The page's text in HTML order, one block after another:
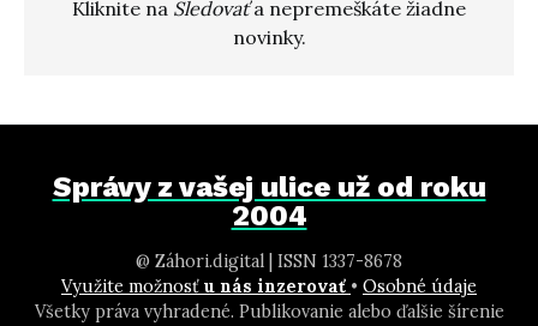
Kliknite na Sledovaťa nepremeškáte žiadne
novinky.
Správy z vašej ulice už od roku
2004
@ Záhori.digital | ISSN 1337-8678
Využite možnosť u nás inzerovať • Osobné údaje
Všetky práva vyhradené. Publikovanie alebo ďalšie šírenie